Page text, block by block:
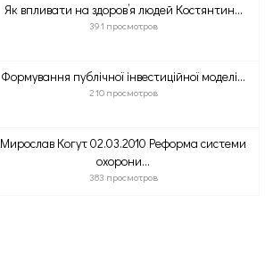
Як впливати на здоров’я людей Костянтин...
391 просмотров
Формування публічної інвестиційної моделі...
210 просмотров
Мирослав Когут 02.03.2010 Реформа системи
охорони...
383 просмотров